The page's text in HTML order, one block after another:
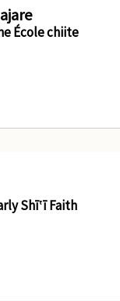
École chiite
Shīʽī Faith